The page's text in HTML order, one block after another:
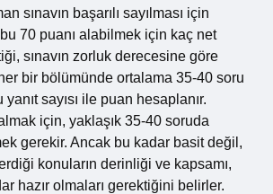
sınavın başarılı sayılması için
70 puanı alabilmek için kaç net
sınavın zorluk derecesine göre
bir bölümünde ortalama 35-40 soru
sayısı ile puan hesaplanır.
için, yaklaşık 35-40 soruda
gerekir. Ancak bu kadar basit değil,
konuların derinliği ve kapsamı,
hazır olmaları gerektiğini belirler.